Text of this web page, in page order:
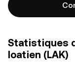
Statistiques
loatien (LAK)